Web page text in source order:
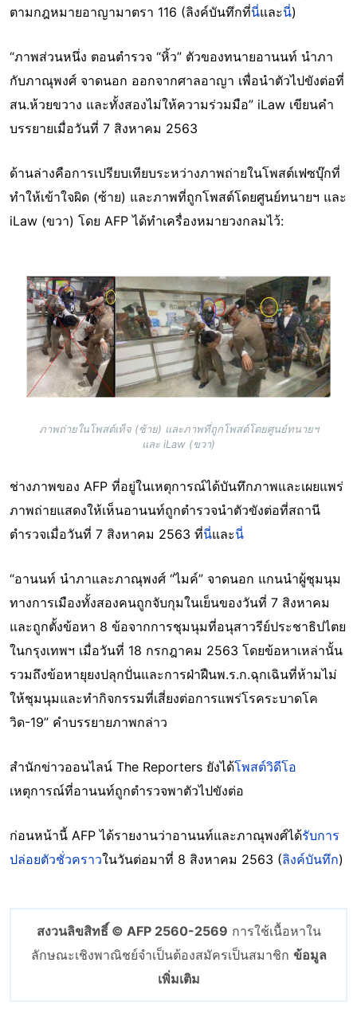
ตามกฎหมายอาญามาตรา 116 (ลิงค์บันทึกที่นี่และนี่)
“ภาพส่วนหนึ่ง ตอนตำรวจ “หิ้ว” ตัวของทนายอานนท์ นำภา
กับภาณุพงศ์ จาดนอก ออกจากศาลอาญา เพื่อนำตัวไปขังต่อที่
สน.ห้วยขวาง และทั้งสองไม่ให้ความร่วมมือ” iLaw เขียนคำ
บรรยายเมื่อวันที่ 7 สิงหาคม 2563
ด้านล่างคือการเปรียบเทียบระหว่างภาพถ่ายในโพสต์เฟซบุ๊กที่
ทำให้เข้าใจผิด (ซ้าย) และภาพที่ถูกโพสต์โดยศูนย์ทนายฯ และ
iLaw (ขวา) โดย AFP ได้ทำเครื่องหมายวงกลมไว้:
Image
ภาพถ่ายในโพสต์เท็จ (ซ้าย) และภาพที่ถูกโพสต์โดยศูนย์ทนายฯ
และ iLaw (ขวา)
ช่างภาพของ AFP ที่อยู่ในเหตุการณ์ได้บันทึกภาพและเผยแพร่
ภาพถ่ายแสดงให้เห็นอานนท์ถูกตำรวจนำตัวขังต่อที่สถานี
ตำรวจเมื่อวันที่ 7 สิงหาคม 2563 ที่นี่และนี่
“อานนท์ นำภาและภาณุพงศ์ “ไมค์” จาดนอก แกนนำผู้ชุมนุม
ทางการเมืองทั้งสองคนถูกจับกุมในเย็นของวันที่ 7 สิงหาคม
และถูกตั้งข้อหา 8 ข้อจากการชุมนุมที่อนุสาวรีย์ประชาธิปไตย
ในกรุงเทพฯ เมื่อวันที่ 18 กรกฎาคม 2563 โดยข้อหาเหล่านั้น
รวมถึงข้อหายุยงปลุกปั่นและการฝ่าฝืนพ.ร.ก.ฉุกเฉินที่ห้ามไม่
ให้ชุมนุมและทำกิจกรรมที่เสี่ยงต่อการแพร่โรคระบาดโค
วิด-19” คำบรรยายภาพกล่าว
สำนักข่าวออนไลน์ The Reporters ยังได้โพสต์วิดีโอ
เหตุการณ์ที่อานนท์ถูกตำรวจพาตัวไปขังต่อ
ก่อนหน้านี้ AFP ได้รายงานว่าอานนท์และภาณุพงศ์ได้รับการ
ปล่อยตัวชั่วคราวในวันต่อมาที่ 8 สิงหาคม 2563 (ลิงค์บันทึก)
สงวนลิขสิทธิ์ © AFP 2560-2569 การใช้เนื้อหาใน
ลักษณะเชิงพาณิชย์จำเป็นต้องสมัครเป็นสมาชิก ข้อมูล
เพิ่มเติม